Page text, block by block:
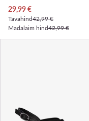
Praegune hind
29,99€
Tavahind42,99 €
Madalaim hind42,99 €